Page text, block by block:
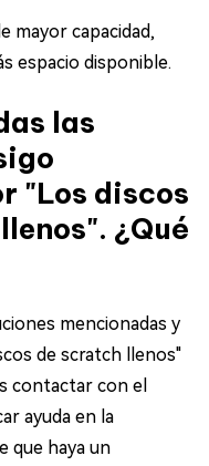
mayor capacidad,
espacio disponible.
las
"Los discos
¿Qué
mencionadas y
de scratch llenos"
contactar con el
ayuda en la
que haya un